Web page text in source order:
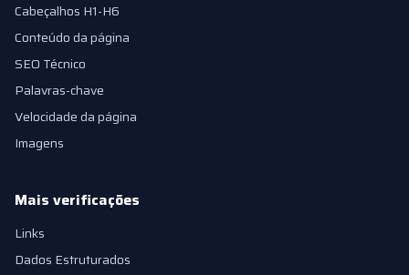
Cabeçalhos H1-H6
Conteúdo da página
SEO Técnico
Palavras-chave
Velocidade da página
Imagens
Mais verificações
Links
Dados Estruturados